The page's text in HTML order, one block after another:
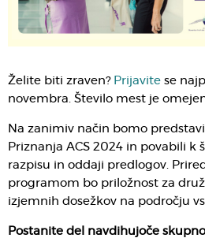
Želite biti zraven? Prijavite se
novembra. Število mest je
Na zanimiv način bomo
Priznanja ACS 2024 in povabili k
razpisu in oddaji predlogov.
programom bo priložnost za
izjemnih dosežkov na področju
Postanite del navdihujoče